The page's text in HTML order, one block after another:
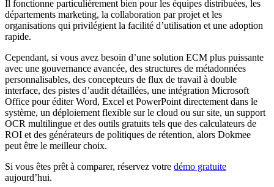
Il fonctionne particulièrement bien pour les équipes distribuées, les
départements marketing, la collaboration par projet et les
organisations qui privilégient la facilité d’utilisation et une adoption
rapide.
Cependant, si vous avez besoin d’une solution ECM plus puissante
avec une gouvernance avancée, des structures de métadonnées
personnalisables, des concepteurs de flux de travail à double
interface, des pistes d’audit détaillées, une intégration Microsoft
Office pour éditer Word, Excel et PowerPoint directement dans le
système, un déploiement flexible sur le cloud ou sur site, un support
OCR multilingue et des outils gratuits tels que des calculateurs de
ROI et des générateurs de politiques de rétention, alors Dokmee
peut être le meilleur choix.
Si vous êtes prêt à comparer, réservez votre démo gratuite
aujourd’hui.